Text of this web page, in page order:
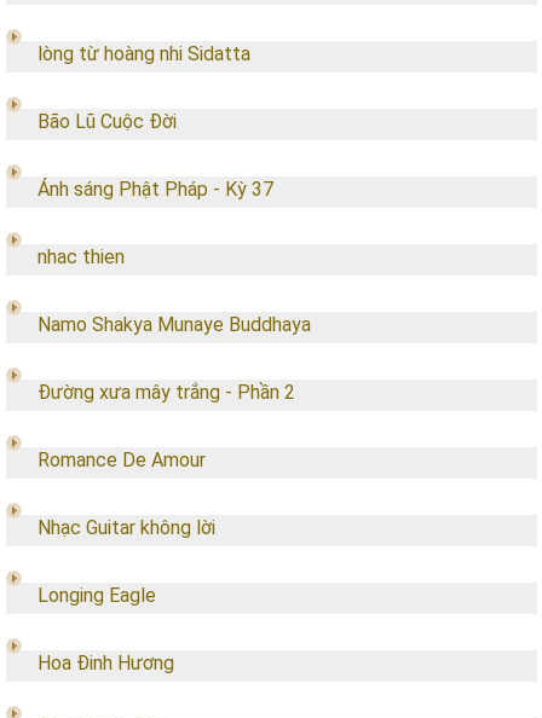
lòng từ hoàng nhi Sidatta
Bão Lũ Cuộc Đời
Ánh sáng Phật Pháp - Kỳ 37
nhac thien
Namo Shakya Munaye Buddhaya
Đường xưa mây trắng - Phần 2
Romance De Amour
Nhạc Guitar không lời
Longing Eagle
Hoa Đinh Hương